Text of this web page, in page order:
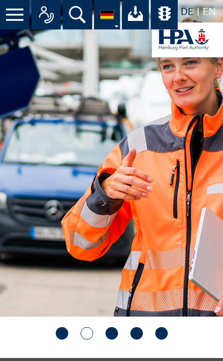
DE EN
Suche Ihr Download-